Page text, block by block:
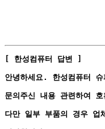
[ 한성컴퓨터 답변 ]
안녕하세요. 한성컴퓨터 슈
문의주신 내용 관련하여
다만 일부 부품의 경우